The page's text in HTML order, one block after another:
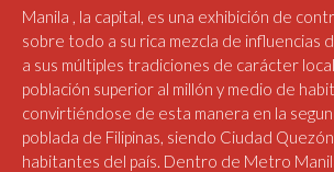
Manila , la capital, es una exhibición de
sobre todo a su rica mezcla de influencias
a sus múltiples tradiciones de carácter
población superior al millón y medio de
convirtiéndose de esta manera en la
poblada de Filipinas, siendo Ciudad
habitantes del país. Dentro de Metro